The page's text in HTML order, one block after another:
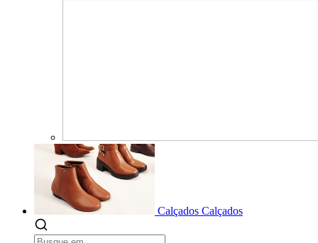
Calçados Calçados